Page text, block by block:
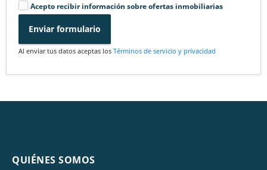
Acepto recibir información sobre ofertas inmobiliarias
Enviar formulario
Al enviar tus datos aceptas los Términos de servicio y privacidad
QUIÉNES SOMOS